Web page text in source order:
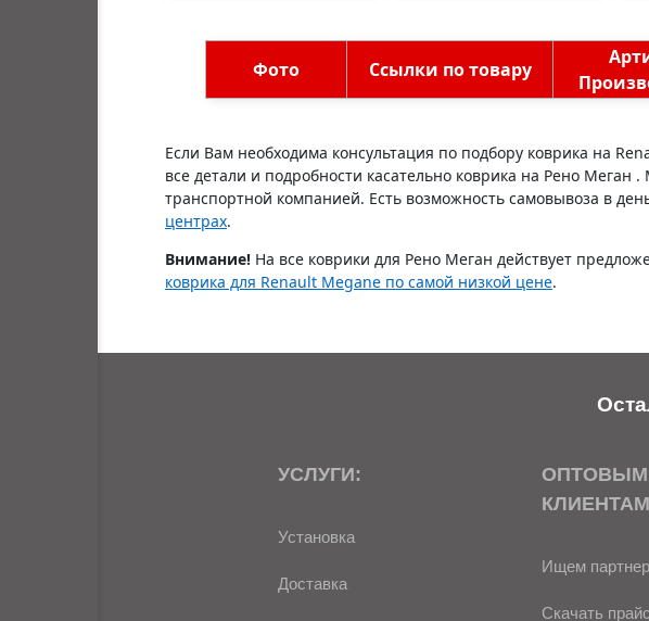
электронного блока
Фото Ссылки по товару
Если Вам необходима консультация по подбору коврика на
все детали и подробности касательно коврика на Рено
транспортной компанией. Есть возможность самовывоза в
центрах.
Внимание! На все коврики для Рено Меган действует
коврика для Renault Megane по самой низкой цене.
УСЛУГИ:
Установка
Доставка
ОПТОВЫМ
Ищем
Скачать прайс